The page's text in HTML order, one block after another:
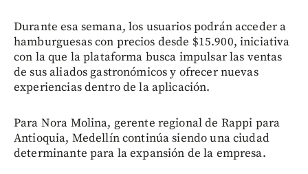
Durante esa semana, los usuarios podrán acceder a
hamburguesas con precios desde $15.900, iniciativa
con la que la plataforma busca impulsar las ventas
de sus aliados gastronómicos y ofrecer nuevas
experiencias dentro de la aplicación.
Para Nora Molina, gerente regional de Rappi para
Antioquia, Medellín continúa siendo una ciudad
determinante para la expansión de la empresa.